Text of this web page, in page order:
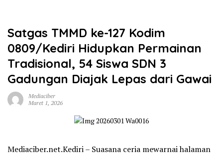
Satgas TMMD ke-127 Kodim
0809/Kediri Hidupkan Permainan
Tradisional, 54 Siswa SDN 3
Gadungan Diajak Lepas dari Gawai
Mediaciber
Maret 1, 2026
Mediaciber.net.Kediri – Suasana ceria mewarnai halaman